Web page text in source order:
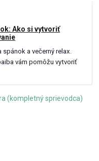
Ako si vytvoriť
a večerný relax.
vám pomôžu vytvoriť